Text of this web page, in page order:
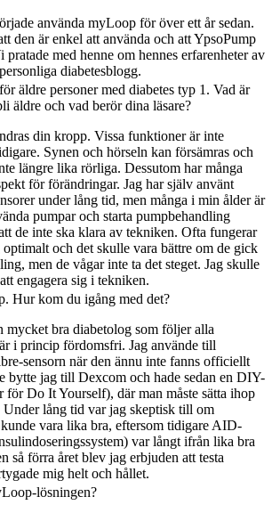
använda myLoop för över ett år sedan.
den är enkel att använda och att YpsoPump
med henne om hennes erfarenheter av
diabetesblogg.
äldre personer med diabetes typ 1. Vad är
äldre och vad berör dina läsare?
din kropp. Vissa funktioner är inte
Synen och hörseln kan försämras och
längre lika rörliga. Dessutom har många
för förändringar. Jag har själv använt
under lång tid, men många i min ålder är
pumpar och starta pumpbehandling
de inte ska klara av tekniken. Ofta fungerar
och det skulle vara bättre om de gick
men de vågar inte ta det steget. Jag skulle
engagera sig i tekniken.
Hur kom du igång med det?
mycket bra diabetolog som följer alla
i princip fördomsfri. Jag använde till
sensorn när den ännu inte fanns officiellt
bytte jag till Dexcom och hade sedan en DIY-
Do It Yourself), där man måste sätta ihop
Under lång tid var jag skeptisk till om
vara lika bra, eftersom tidigare AID-
var långt ifrån lika bra
så förra året blev jag erbjuden att testa
mig helt och hållet.
lösningen?